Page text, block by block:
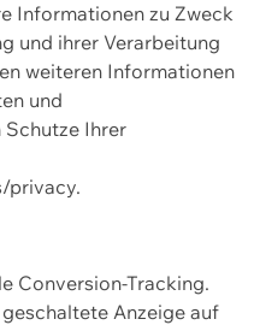
Informationen zu Zweck
und ihrer Verarbeitung
weiteren Informationen
und
Ihrer
privacy.
Conversion-Tracking.
Anzeige auf